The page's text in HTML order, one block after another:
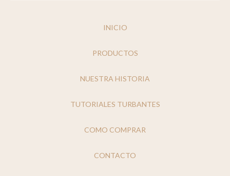
INICIO
PRODUCTOS
NUESTRA HISTORIA
TUTORIALES TURBANTES
COMO COMPRAR
CONTACTO